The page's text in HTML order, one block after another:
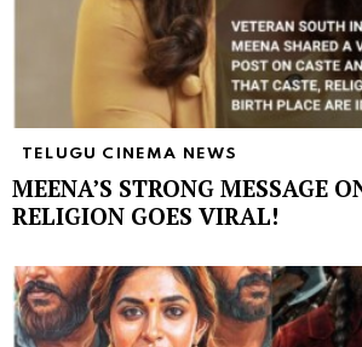
TELUGU CINEMA NEWS
MEENA’S STRONG MESSAGE
RELIGION GOES VIRAL!